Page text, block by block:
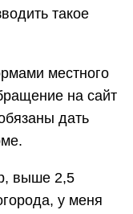
такое
местного
на сайт
дать
выше 2,5
у меня